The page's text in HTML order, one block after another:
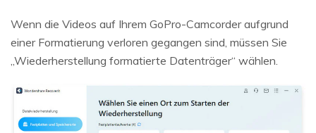
Wenn die Videos auf Ihrem GoPro-Camcorder aufgrund
einer Formatierung verloren gegangen sind, müssen Sie
„Wiederherstellung formatierte Datenträger“ wählen.